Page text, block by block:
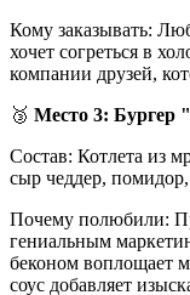
Кому заказывать:
хочет согреться в
компании друзей,
🥉 Место 3:
Состав: Котлета из
сыр чеддер,
Почему полюбили:
гениальным
беконом воплощает
соус добавляет